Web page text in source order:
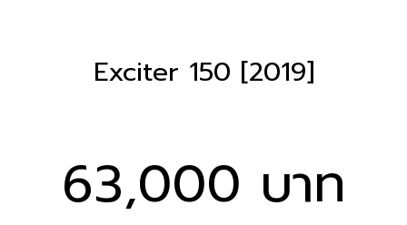
Exciter 150 [2019]
63,000 บาท